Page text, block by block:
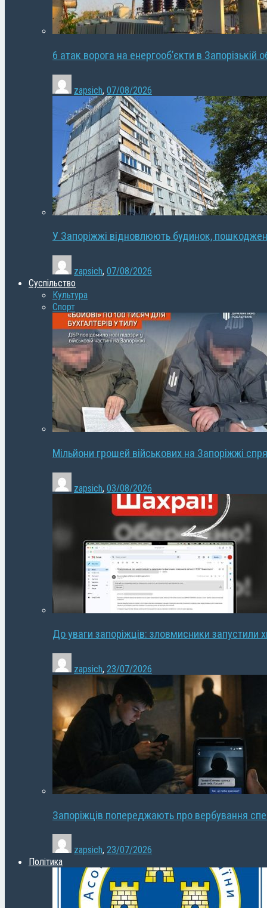
6 атак ворога на енергооб’єкти в Запорізькій
zapsich, 07/08/2026
У Запоріжжі відновлюють будинок,
zapsich, 07/08/2026
Суспільство
Культура
Спорт
Мільйони грошей військових на Запоріжжі
zapsich, 03/08/2026
До уваги запоріжців: зловмисники запустили
zapsich, 23/07/2026
Запоріжців попереджають про вербування
zapsich, 23/07/2026
Політика